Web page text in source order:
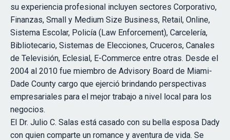
su experiencia profesional incluyen sectores Corporativo,
Finanzas, Small y Medium Size Business, Retail, Online,
Sistema Escolar, Policía (Law Enforcement), Carcelería,
Bibliotecario, Sistemas de Elecciones, Cruceros, Canales
de Televisión, Eclesial, E-Commerce entre otras. Desde el
2004 al 2010 fue miembro de Advisory Board de Miami-
Dade County cargo que ejerció brindando perspectivas
empresariales para el mejor trabajo a nivel local para los
negocios.
El Dr. Julio C. Salas está casado con su bella esposa Dady
con quien comparte un romance y aventura de vida. Se